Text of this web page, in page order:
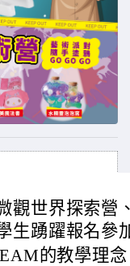
觀世界探索營
生踴躍報名參
的教學理